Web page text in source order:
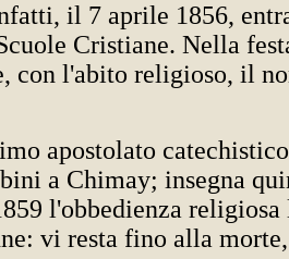
il 7 aprile 1856,
Cristiane. Nella
con l'abito religioso, il
apostolato
a Chimay; insegna
l'obbedienza
vi resta fino alla